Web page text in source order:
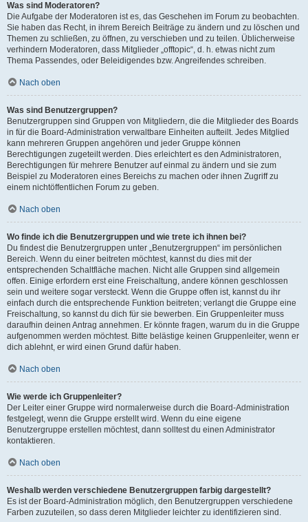
Was sind Moderatoren?
Die Aufgabe der Moderatoren ist es, das Geschehen im Forum zu beobachten.
Sie haben das Recht, in ihrem Bereich Beiträge zu ändern und zu löschen und
Themen zu schließen, zu öffnen, zu verschieben und zu teilen. Üblicherweise
verhindern Moderatoren, dass Mitglieder „offtopic“, d. h. etwas nicht zum
Thema Passendes, oder Beleidigendes bzw. Angreifendes schreiben.
Nach oben
Was sind Benutzergruppen?
Benutzergruppen sind Gruppen von Mitgliedern, die die Mitglieder des Boards
in für die Board-Administration verwaltbare Einheiten aufteilt. Jedes Mitglied
kann mehreren Gruppen angehören und jeder Gruppe können
Berechtigungen zugeteilt werden. Dies erleichtert es den Administratoren,
Berechtigungen für mehrere Benutzer auf einmal zu ändern und sie zum
Beispiel zu Moderatoren eines Bereichs zu machen oder ihnen Zugriff zu
einem nichtöffentlichen Forum zu geben.
Nach oben
Wo finde ich die Benutzergruppen und wie trete ich ihnen bei?
Du findest die Benutzergruppen unter „Benutzergruppen“ im persönlichen
Bereich. Wenn du einer beitreten möchtest, kannst du dies mit der
entsprechenden Schaltfläche machen. Nicht alle Gruppen sind allgemein
offen. Einige erfordern erst eine Freischaltung, andere können geschlossen
sein und weitere sogar versteckt. Wenn die Gruppe offen ist, kannst du ihr
einfach durch die entsprechende Funktion beitreten; verlangt die Gruppe eine
Freischaltung, so kannst du dich für sie bewerben. Ein Gruppenleiter muss
daraufhin deinen Antrag annehmen. Er könnte fragen, warum du in die Gruppe
aufgenommen werden möchtest. Bitte belästige keinen Gruppenleiter, wenn er
dich ablehnt, er wird einen Grund dafür haben.
Nach oben
Wie werde ich Gruppenleiter?
Der Leiter einer Gruppe wird normalerweise durch die Board-Administration
festgelegt, wenn die Gruppe erstellt wird. Wenn du eine eigene
Benutzergruppe erstellen möchtest, dann solltest du einen Administrator
kontaktieren.
Nach oben
Weshalb werden verschiedene Benutzergruppen farbig dargestellt?
Es ist der Board-Administration möglich, den Benutzergruppen verschiedene
Farben zuzuteilen, so dass deren Mitglieder leichter zu identifizieren sind.